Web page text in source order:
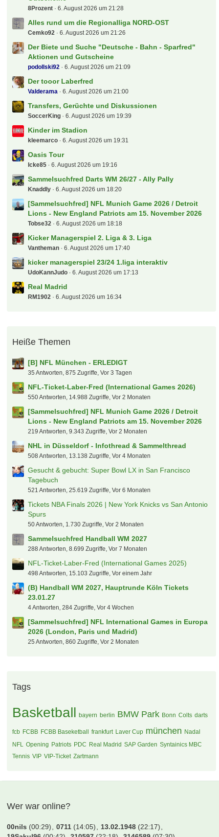
Sportclub Verl
Kartograph 6. August 2026 um 21:28
Der "Deutsche - Bahn - Sparfred" Aktionen und
Gutscheine
8Prozent 6. August 2026 um 21:28
Alles rund um die Regionalliga NORD-OST
Cemko92 6. August 2026 um 21:26
Der Biete und Suche "Deutsche - Bahn - Sparfred"
Aktionen und Gutscheine
podollski92 6. August 2026 um 21:09
Der tooor Laberfred
Valderama 6. August 2026 um 21:00
Transfers, Gerüchte und Diskussionen
SoccerKing 6. August 2026 um 19:39
Kinder im Stadion
kleemarco 6. August 2026 um 19:31
Oasis Tour
Icke85 6. August 2026 um 19:16
Sammelsuchfred Darts WM 26/27 - Ally Pally
Knaddly 6. August 2026 um 18:20
[Sammelsuchfred] NFL Munich Game 2026 / Detroit
Lions - New England Patriots am 15. November 2026
Tobse32 6. August 2026 um 18:18
Kicker Managerspiel 2. Liga & 3. Liga
Vantheman 6. August 2026 um 17:40
RM1902 6. August 2026 um 16:34
Heiße Themen
[B] NFL München - ERLEDIGT
35 Antworten, 875 Zugriffe, Vor 3 Tagen
NFL-Ticket-Laber-Fred (International Games 2026)
550 Antworten, 14.988 Zugriffe, Vor 2 Monaten
[Sammelsuchfred] NFL Munich Game 2026 / Detroit
Lions - New England Patriots am 15. November 2026
219 Antworten, 9.343 Zugriffe, Vor 2 Monaten
NHL in Düsseldorf - Infothread & Sammelthread
508 Antworten, 13.138 Zugriffe, Vor 4 Monaten
Gesucht & gebucht: Super Bowl LX in San Francisco
Tagebuch
521 Antworten, 25.619 Zugriffe, Vor 6 Monaten
Tickets NBA Finals 2026 | New York Knicks vs San Antonio
Spurs
50 Antworten, 1.730 Zugriffe, Vor 2 Monaten
Sammelsuchfred Handball WM 2027
288 Antworten, 8.699 Zugriffe, Vor 7 Monaten
NFL-Ticket-Laber-Fred (International Games 2025)
498 Antworten, 15.103 Zugriffe, Vor einem Jahr
(B) Handball WM 2027, Hauptrunde Köln Tickets
23.01.27
25 Antworten, 860 Zugriffe, Vor 2 Monaten
Tags
Basketball
fcb FCBB FCBB Baseketball frankfurt Laver Cup münchen Nadal
Tennis VIP VIP-Ticket